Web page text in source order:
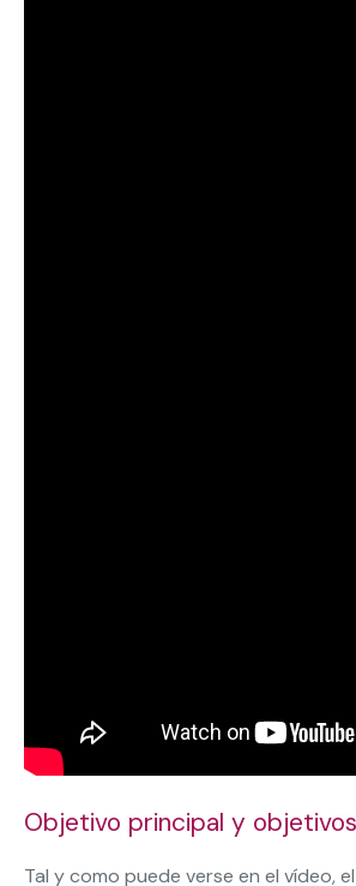
Objetivo principal y
Tal y como puede verse en el vídeo,